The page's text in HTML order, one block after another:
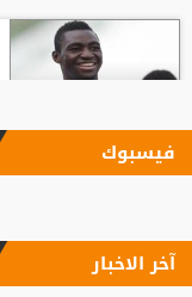
فيسبوك
آخر الاخبار